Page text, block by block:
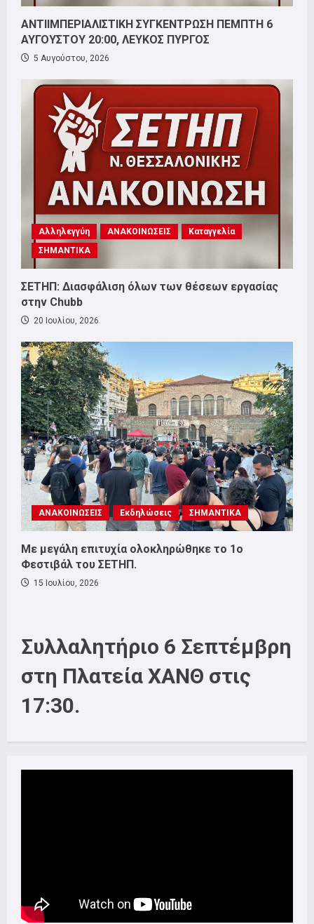
ΑΝΤΙΙΜΠΕΡΙΑΛΙΣΤΙΚΗ ΣΥΓΚΕΝΤΡΩΣΗ ΠΕΜΠΤΗ 6
ΑΥΓΟΥΣΤΟΥ 20:00, ΛΕΥΚΟΣ ΠΥΡΓΟΣ
5 Αυγούστου, 2026
Αλληλεγγύη ΑΝΑΚΟΙΝΩΣΕΙΣ
Καταγγελία
ΣΗΜΑΝΤΙΚΑ
ΣΕΤΗΠ: Διασφάλιση όλων των θέσεων εργασίας
στην Chubb
20 Ιουλίου, 2026
ΑΝΑΚΟΙΝΩΣΕΙΣ Εκδηλώσεις ΣΗΜΑΝΤΙΚΑ
Με μεγάλη επιτυχία ολοκληρώθηκε το 1ο
Φεστιβάλ του ΣΕΤΗΠ.
15 Ιουλίου, 2026
Συλλαλητήριο 6 Σεπτέμβρη
στη Πλατεία ΧΑΝΘ στις
17:30.